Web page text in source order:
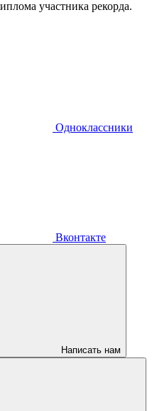
участника рекорда.
Одноклассники
Вконтакте
Написать нам